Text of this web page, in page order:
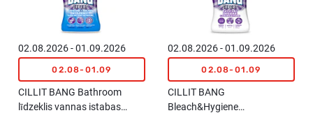
02.08.2026 - 01.09.2026
02.08-01.09
CILLIT BANG Bathroom
līdzeklis vannas istabas
02.08.2026 - 01.09.2026
02.08-01.09
CILLIT BANG
Bleach&Hygiene